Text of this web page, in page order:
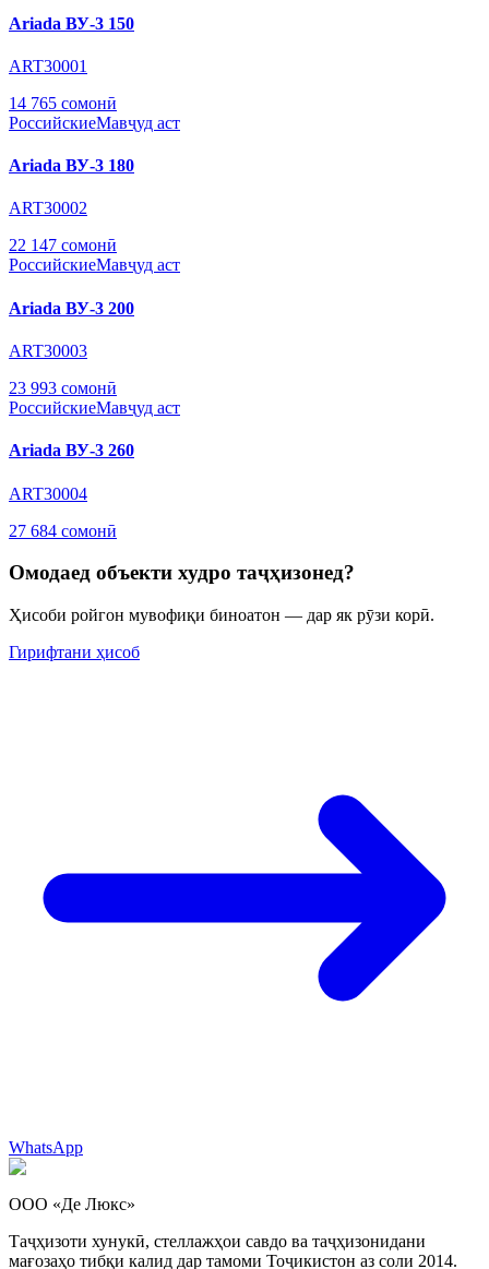
Ariada ВУ-3 150
ART30001
14 765 сомонӣ
РоссийскиеМавҷуд аст
Ariada ВУ-3 180
ART30002
22 147 сомонӣ
РоссийскиеМавҷуд аст
Ariada ВУ-3 200
ART30003
23 993 сомонӣ
РоссийскиеМавҷуд аст
Ariada ВУ-3 260
ART30004
27 684 сомонӣ
Омодаед объекти худро таҷҳизонед?
Ҳисоби ройгон мувофиқи биноатон — дар як рӯзи корӣ.
Гирифтани ҳисоб
WhatsApp
ООО «Де Люкс»
Таҷҳизоти хунукӣ, стеллажҳои савдо ва таҷҳизонидани
мағозаҳо тибқи калид дар тамоми Тоҷикистон аз соли 2014.